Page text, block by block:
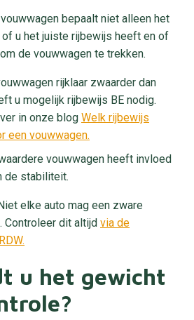
bepaalt niet alleen het
u het juiste rijbewijs heeft en of
de vouwwagen te trekken.
rijklaar zwaarder dan
u mogelijk rijbewijs BE nodig.
in onze blog Welk rijbewijs
een vouwwagen.
vouwwagen heeft invloed
de stabiliteit.
elke auto mag een zware
Controleer dit altijd via de
u het gewicht